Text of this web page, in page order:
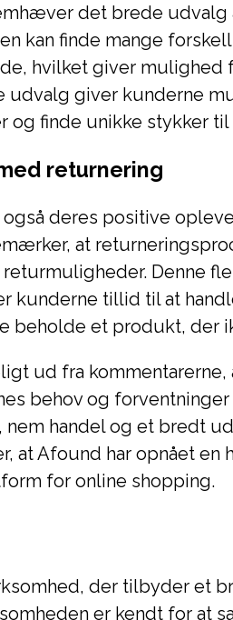
det brede udvalg
kan finde mange
hvilket giver
udvalg giver kunderne
finde unikke stykker
returnering
deres positive
at
Denne
kunderne tillid til at
beholde et produkt, der
ud fra kommentarerne,
behov og
handel og et bredt
at Afound har opnået
for online shopping.
der tilbyder et
er kendt for at